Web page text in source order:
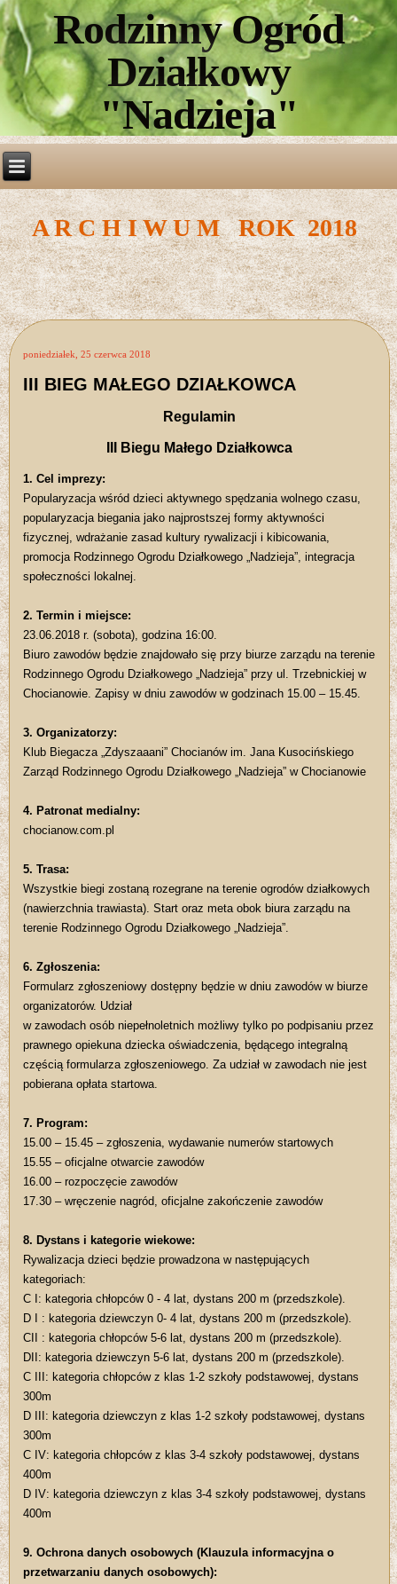
Rodzinny Ogród
Działkowy
"Nadzieja"
A R C H I W U M ROK 2018
poniedziałek, 25 czerwca 2018
III BIEG MAŁEGO DZIAŁKOWCA
Regulamin
III Biegu Małego Działkowca
1. Cel imprezy:
Popularyzacja wśród dzieci aktywnego spędzania wolnego czasu,
popularyzacja biegania jako najprostszej formy aktywności
fizycznej, wdrażanie zasad kultury rywalizacji i kibicowania,
promocja Rodzinnego Ogrodu Działkowego „Nadzieja”, integracja
społeczności lokalnej.
2. Termin i miejsce:
23.06.2018 r. (sobota), godzina 16:00.
Biuro zawodów będzie znajdowało się przy biurze zarządu na terenie
Rodzinnego Ogrodu Działkowego „Nadzieja” przy ul. Trzebnickiej w
Chocianowie. Zapisy w dniu zawodów w godzinach 15.00 – 15.45.
3. Organizatorzy:
Klub Biegacza „Zdyszaaani” Chocianów im. Jana Kusocińskiego
Zarząd Rodzinnego Ogrodu Działkowego „Nadzieja” w Chocianowie
4. Patronat medialny:
chocianow.com.pl
5. Trasa:
Wszystkie biegi zostaną rozegrane na terenie ogrodów działkowych
(nawierzchnia trawiasta). Start oraz meta obok biura zarządu na
terenie Rodzinnego Ogrodu Działkowego „Nadzieja”.
6. Zgłoszenia:
Formularz zgłoszeniowy dostępny będzie w dniu zawodów w biurze
organizatorów. Udział
w zawodach osób niepełnoletnich możliwy tylko po podpisaniu przez
prawnego opiekuna dziecka oświadczenia, będącego integralną
częścią formularza zgłoszeniowego. Za udział w zawodach nie jest
pobierana opłata startowa.
7. Program:
15.00 – 15.45 – zgłoszenia, wydawanie numerów startowych
15.55 – oficjalne otwarcie zawodów
16.00 – rozpoczęcie zawodów
17.30 – wręczenie nagród, oficjalne zakończenie zawodów
8. Dystans i kategorie wiekowe:
Rywalizacja dzieci będzie prowadzona w następujących
kategoriach:
C I: kategoria chłopców 0 - 4 lat, dystans 200 m (przedszkole).
D I : kategoria dziewczyn 0- 4 lat, dystans 200 m (przedszkole).
CII : kategoria chłopców 5-6 lat, dystans 200 m (przedszkole).
DII: kategoria dziewczyn 5-6 lat, dystans 200 m (przedszkole).
C III: kategoria chłopców z klas 1-2 szkoły podstawowej, dystans
300m
D III: kategoria dziewczyn z klas 1-2 szkoły podstawowej, dystans
300m
C IV: kategoria chłopców z klas 3-4 szkoły podstawowej, dystans
400m
D IV: kategoria dziewczyn z klas 3-4 szkoły podstawowej, dystans
400m
9. Ochrona danych osobowych (Klauzula informacyjna o
przetwarzaniu danych osobowych):